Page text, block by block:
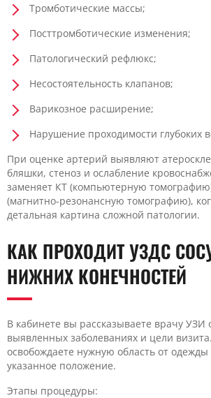
Тромботические массы;
Посттромботические изменения;
Патологический рефлюкс;
Несостоятельность клапанов;
Варикозное расширение;
Нарушение проходимости глубоких
При оценке артерий выявляют
бляшки, стеноз и ослабление
заменяет КТ (компьютерную
(магнитно-резонансную томографию),
детальная картина сложной патологии.
КАК ПРОХОДИТ УЗДС
НИЖНИХ КОНЕЧНОСТЕЙ
В кабинете вы рассказываете врачу УЗИ
выявленных заболеваниях и цели
освобождаете нужную область от
указанное положение.
Этапы процедуры: